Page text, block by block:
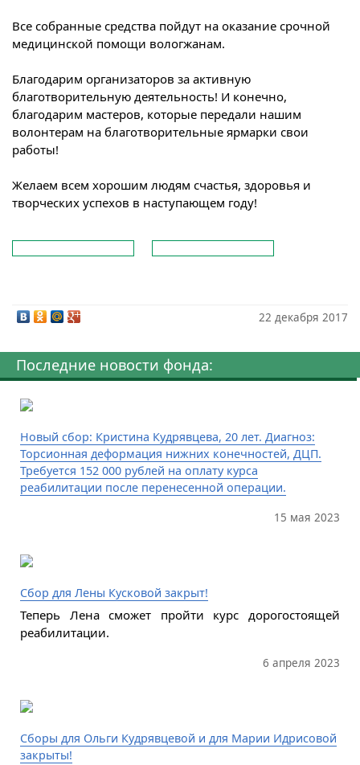
Все собранные средства пойдут на оказание срочной
медицинской помощи вологжанам.
Благодарим организаторов за активную
благотворительную деятельность! И конечно,
благодарим мастеров, которые передали нашим
волонтерам на благотворительные ярмарки свои
работы!
Желаем всем хорошим людям счастья, здоровья и
творческих успехов в наступающем году!
22 декабря 2017
Последние новости фонда:
Новый сбор: Кристина Кудрявцева, 20 лет. Диагноз:
Торсионная деформация нижних конечностей, ДЦП.
Требуется 152 000 рублей на оплату курса
реабилитации после перенесенной операции.
15 мая 2023
Сбор для Лены Кусковой закрыт!
Теперь Лена сможет пройти курс дорогостоящей
реабилитации.
6 апреля 2023
Сборы для Ольги Кудрявцевой и для Марии Идрисовой
закрыты!